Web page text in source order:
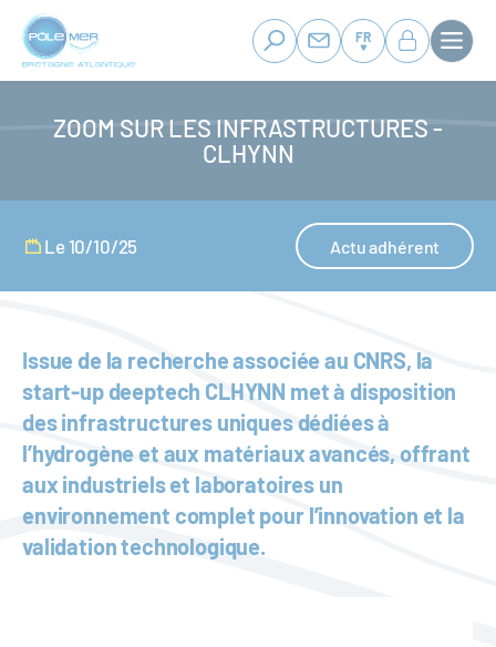
Panneau de gestion des cookies
Aller
contenu
FR
ZOOM SUR LES INFRASTRUCTURES -
CLHYNN
Le 10/10/25 Actu adhérent
Issue de la recherche associée au CNRS, la
start-up deeptech CLHYNN met à disposition
des infrastructures uniques dédiées à
l’hydrogène et aux matériaux avancés, offrant
aux industriels et laboratoires un
environnement complet pour l’innovation et la
validation technologique.